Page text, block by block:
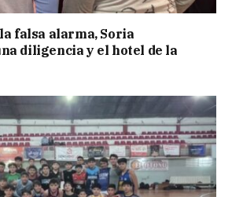
falsa alarma, Soria
diligencia y el hotel de la